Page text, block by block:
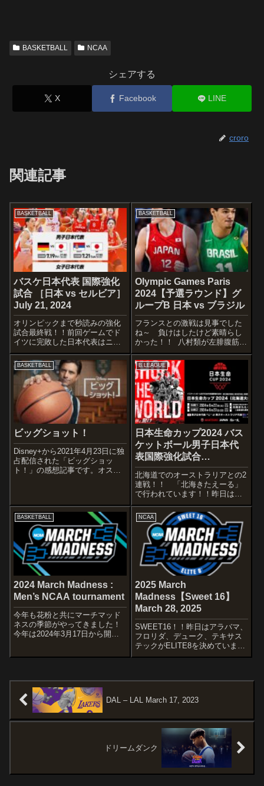
BASKETBALL NCAA
シェアする
X Facebook LINE
croro
関連記事
BASKETBALL
バスケ日本代表 国際強化
試合 ［日本 vs セルビア］
July 21, 2024
オリンピックまで秒読みの強化
試合最終戦！！前回ゲームでド
イツに完敗した日本代表はニコ
ラ・ヨキッチ擁するセルビアと
対戦します！！
STARTERSTEAM
SERBIAOgnjen DobricFililip
PetrusevNikola Jo...
BASKETBALL
Olympic Games Paris
2024【予選ラウンド】グ
ループB 日本 vs ブラジル
フランスとの激戦は見事でした
ね～ 負けはしたけど素晴らし
かった！！ 八村類が左腓腹筋痛
で離脱も、何とか勝利して欲し
いですね～STARTERSJAPAN河
村 勇輝比江島 慎渡邊 雄太ジョ
シュ・ホーキンソン吉井 裕鷹#
バスケットボール 男子日...
BASKETBALL
ビッグショット！
Disney+から2021年4月23日に独
占配信された「ビッグショッ
ト！」の感想記事です。オスス
つけたことで全米大学体育協会
を追放された。彼はキャリアと
名声...
B.LEAGUE
日本生命カップ2024 バス
ケットボール男子日本代
表国際強化試合
〈GAME2〉 日本 vs オー
ストラリア
北海道でのオーストラリアとの2
連戦！！ 「北海きたえーる」
で行われています！！昨日は後
半失速からオーストラリアに惜
敗となりました。少しラインナ
ップを入れ替えていますね〜
代表争いも激戦です
wSTARTERS日本河村 勇輝富永
啓生馬場 雄大...
BASKETBALL
2024 March Madness :
Men’s NCAA tournament
今年も花粉と共にマーチマッド
ネスの季節がやってきました！
今年は2024年3月17日から開始
ーム・スタジアムで行われるよ
うで...
NCAA
2025 March
Madness【Sweet 16】
March 28, 2025
SWEET16！！昨日はアラバマ、
フロリダ、デューク、テキサス
テックがELITE8を決めていま
す！！Michigan State vs Ole
ミシガン州立。激しいシーソー
DAL – LAL March 17, 2023
ドリームダンク